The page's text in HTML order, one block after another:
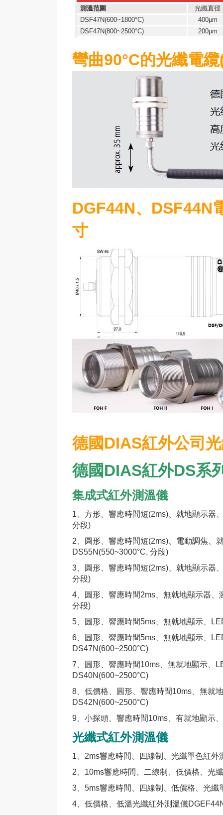
測溫范圍
光纖直徑
DSF47N(600~1800°C)
400μm
DSF47N(800~2500°C)
200μm
彎曲90°C的光纖電
DGF44N、DSF44N
寸
德國DIAS紅外公司
德國DIAS紅外DS系
集成式紅外測溫儀
1、 方形、響應時間短(2ms)、就地顯示器
分段)
2、
圓形、響應時間短(2ms)、電動調焦、
DS55N(550~3000°C, 分段)
3、
圓形、響應時間短(2ms)、就地顯示器
分段)
4、
圓形、響應時間2ms、無就地顯示器
分段)
5、
圓形、響應時間5ms、無就地顯示、
6、
圓形、響應時間5ms、無就地顯示、
DS47N(600~2500°C)
7、
圓形、響應時間10ms、無就地顯示、
DS40N(600~2500°C)
8、 低價格、圓形、響應時間10ms、無就
DS42N(600~2500°C)
9、 小探頭、響應時間10ms、有就地顯示
光纖式紅外測溫儀
1、 2ms響應時間、四線制、光纖單色紅外
2、 10ms響應時間、二線制、低價格、光
3、 5ms響應時間、四線制、低價格、光
4、 低價格、低溫光纖紅外測溫儀